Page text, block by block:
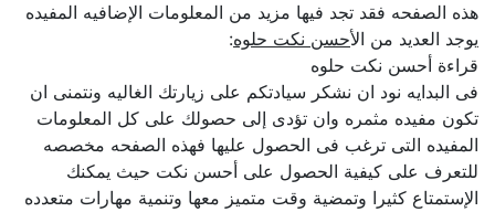
هذه الصفحه فقد تجد فيها مزيد من المعلومات الإضافيه المفيده
يوجد العديد من ال أحسن نكت حلوه:
قراءة أحسن نكت حلوه
فى البدايه نود ان نشكر سيادتكم على زيارتك الغاليه ونتمنى ان
تكون مفيده مثمره وان تؤدى إلى حصولك على كل المعلومات
المفيده التى ترغب فى الحصول عليها فهذه الصفحه مخصصه
للتعرف على كيفية الحصول على أحسن نكت حيث يمكنك
الإستمتاع كثيرا وتمضية وقت متميز معها وتنمية مهارات متعدده